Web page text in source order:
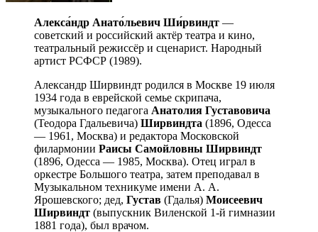
Алекса́ндр Анато́льевич Ши́рвиндт —
советский и российский актёр театра и кино,
театральный режиссёр и сценарист. Народный
артист РСФСР (1989).
Александр Ширвиндт родился в Москве 19 июля
1934 года в еврейской семье скрипача,
музыкального педагога Анатолия Густавовича
(Теодора Гдальевича) Ширвиндта (1896, Одесса
— 1961, Москва) и редактора Московской
филармонии Раисы Самойловны Ширвиндт
(1896, Одесса — 1985, Москва). Отец играл в
оркестре Большого театра, затем преподавал в
Музыкальном техникуме имени А. А.
Ярошевского; дед, Густав (Гдалья) Моисеевич
Ширвиндт (выпускник Виленской 1-й гимназии
1881 года), был врачом.